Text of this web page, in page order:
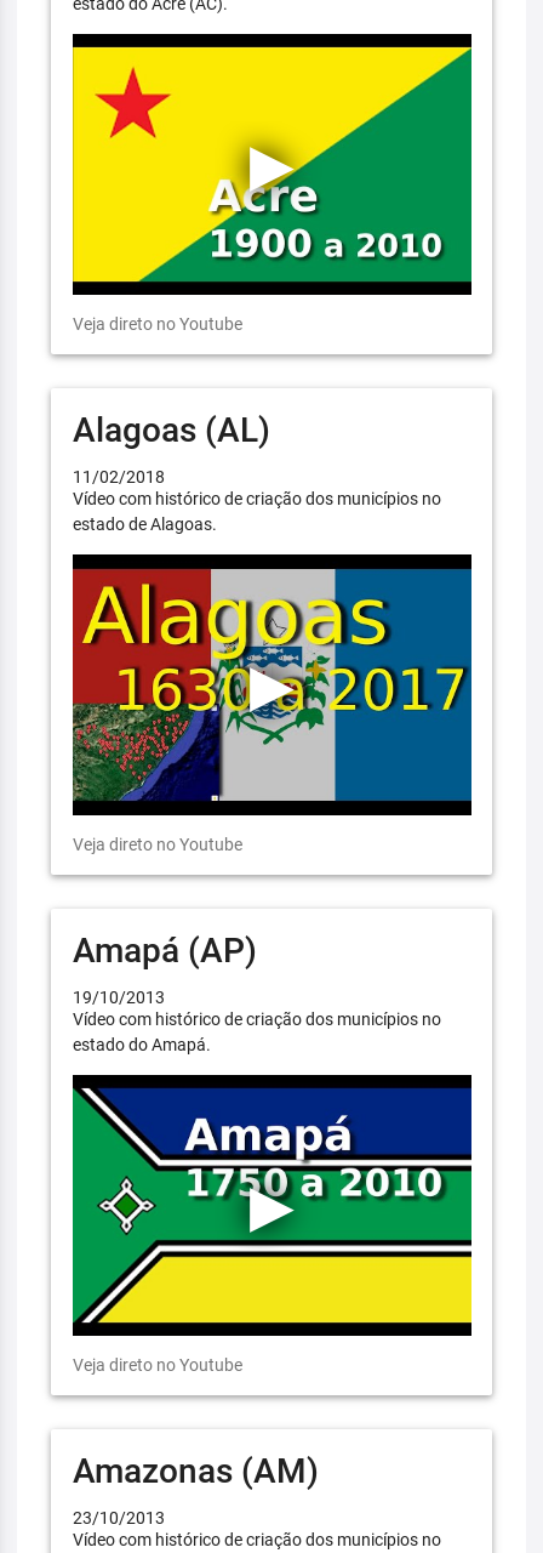
Veja direto no Youtube
Alagoas (AL)
11/02/2018
Vídeo com histórico de criação dos municípios no
estado de Alagoas.
Veja direto no Youtube
Amapá (AP)
19/10/2013
Vídeo com histórico de criação dos municípios no
estado do Amapá.
Veja direto no Youtube
Amazonas (AM)
23/10/2013
Vídeo com histórico de criação dos municípios no